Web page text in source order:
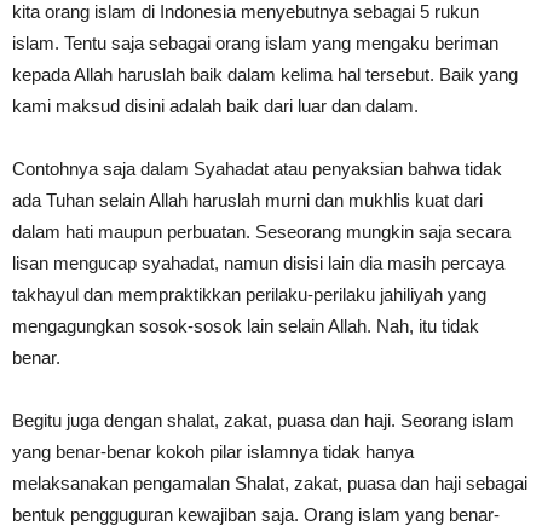
kita orang islam di Indonesia menyebutnya sebagai 5 rukun
islam. Tentu saja sebagai orang islam yang mengaku beriman
kepada Allah haruslah baik dalam kelima hal tersebut. Baik yang
kami maksud disini adalah baik dari luar dan dalam.
Contohnya saja dalam Syahadat atau penyaksian bahwa tidak
ada Tuhan selain Allah haruslah murni dan mukhlis kuat dari
dalam hati maupun perbuatan. Seseorang mungkin saja secara
lisan mengucap syahadat, namun disisi lain dia masih percaya
takhayul dan mempraktikkan perilaku-perilaku jahiliyah yang
mengagungkan sosok-sosok lain selain Allah. Nah, itu tidak
benar.
Begitu juga dengan shalat, zakat, puasa dan haji. Seorang islam
yang benar-benar kokoh pilar islamnya tidak hanya
melaksanakan pengamalan Shalat, zakat, puasa dan haji sebagai
bentuk pengguguran kewajiban saja. Orang islam yang benar-